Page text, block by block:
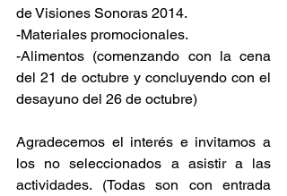
de Visiones Sonoras 2014.
-Materiales promocionales.
-Alimentos (comenzando con la cena
del 21 de octubre y concluyendo con el
desayuno del 26 de octubre)
Agradecemos el interés e invitamos a
los no seleccionados a asistir a las
actividades. (Todas son con entrada